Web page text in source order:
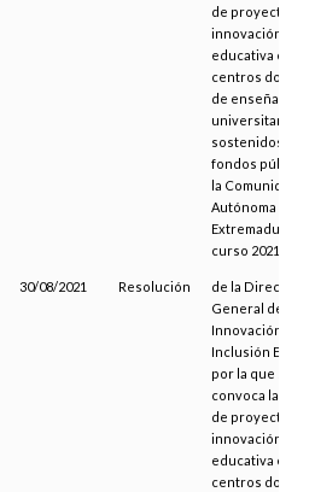
de proyectos de
innovación
educativa en los
centros
de enseñanzas
universitarias,
sostenidos con
fondos
la Comunidad
Autónoma de
Extremadura
curso 2021/2022
30/08/2021 Resolución
de la Dirección
General de
Innovación e
Inclusión
por la que se
convoca la
de proyectos de
innovación
educativa en los
centros